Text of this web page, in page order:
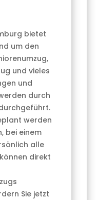
bietet
um den
und vieles
und
durch
werden
bei einem
alle
direkt
Sie jetzt